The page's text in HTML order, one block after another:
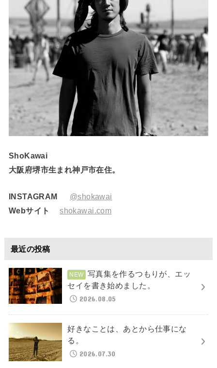
ShoKawai
大阪府堺市生まれ神戸市在住。
INSTAGRAM
@shokawai
Webサイト
shokawai.com
最近の投稿
写真集を作るつもりが、エッ
セイを書き始めました。
2026.08.05
好きなことは、あとから仕事にな
る。
2026.07.30